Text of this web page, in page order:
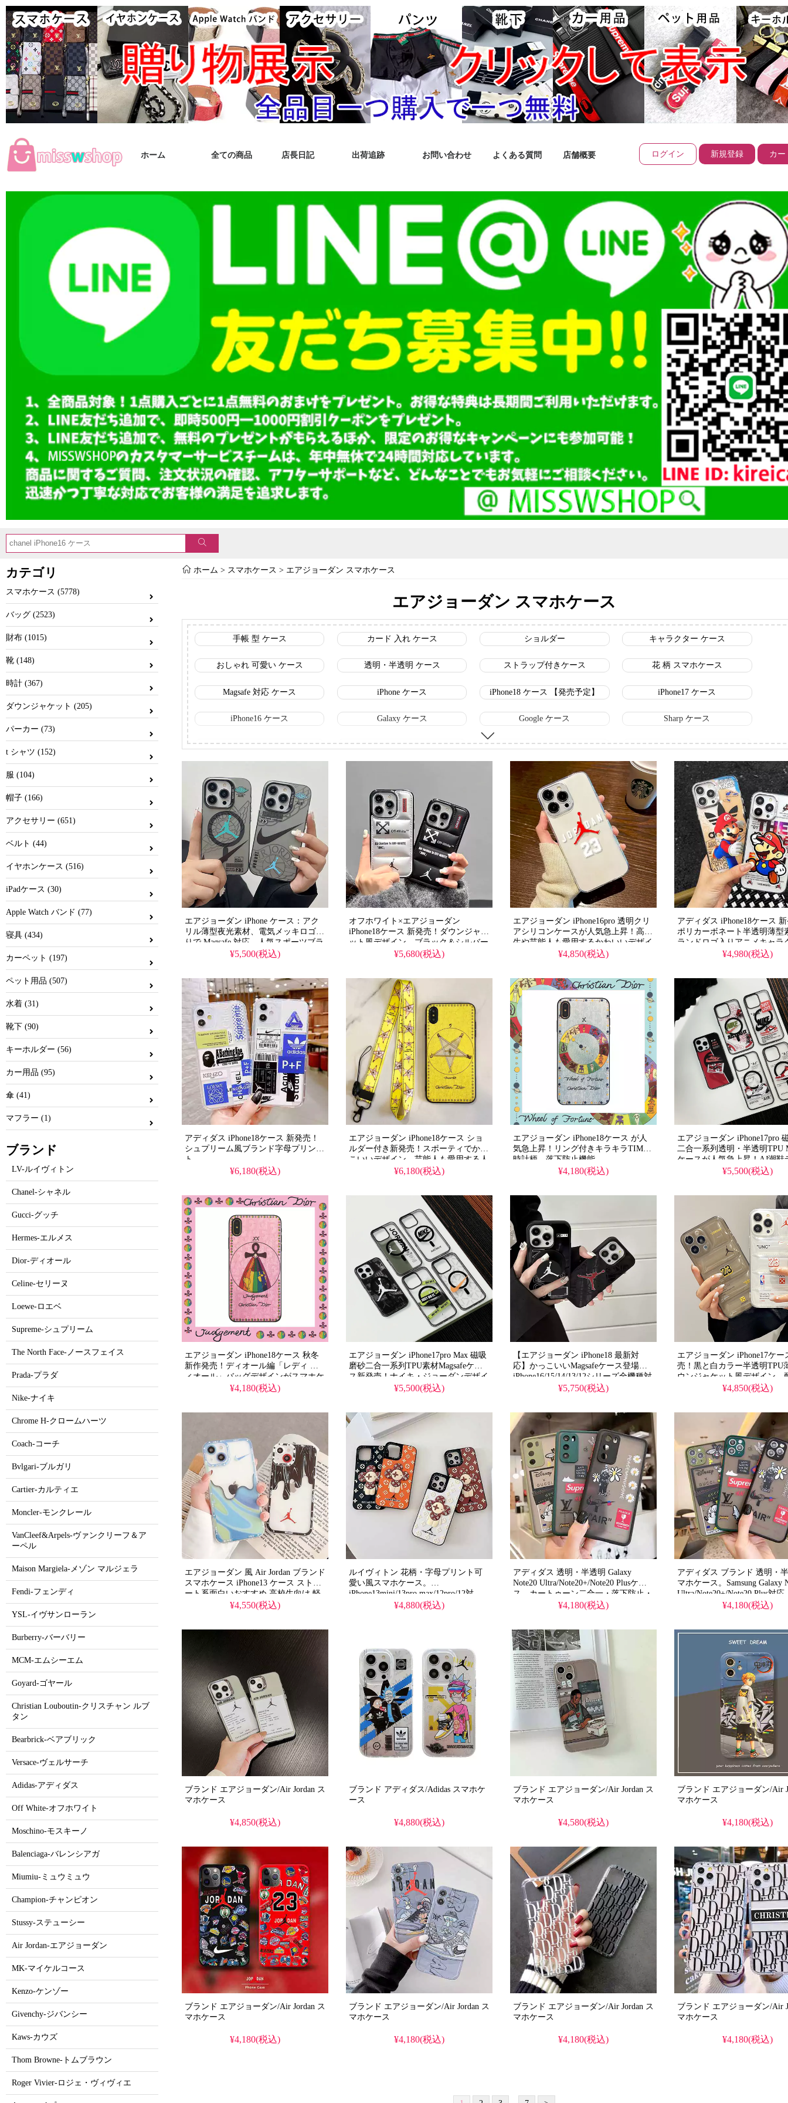
ホーム 全ての商品 店長日記 出荷追跡 お問い合わせ よくある質問 店舗概要 ログイン 新規登録 カー
カテゴリ
スマホケース (5778)
バッグ (2523)
財布 (1015)
靴 (148)
時計 (367)
ダウンジャケット (205)
パーカー (73)
t シャツ (152)
服 (104)
帽子 (166)
アクセサリー (651)
ベルト (44)
イヤホンケース (516)
iPadケース (30)
Apple Watch バンド (77)
寝具 (434)
カーペット (197)
ペット用品 (507)
水着 (31)
靴下 (90)
キーホルダー (56)
カー用品 (95)
傘 (41)
マフラー (1)
ブランド
LV-ルイヴィトン
Chanel-シャネル
Gucci-グッチ
Hermes-エルメス
Dior-ディオール
Celine-セリーヌ
Loewe-ロエベ
Supreme-シュプリーム
The North Face-ノースフェイス
Prada-プラダ
Nike-ナイキ
Chrome H-クロームハーツ
Coach-コーチ
Bvlgari-ブルガリ
Cartier-カルティエ
Moncler-モンクレール
VanCleef&Arpels-ヴァンクリーフ＆ア
ーペル
Maison Margiela-メゾン マルジェラ
Fendi-フェンディ
YSL-イヴサンローラン
Burberry-バーバリー
MCM-エムシーエム
Goyard-ゴヤール
Christian Louboutin-クリスチャン ルブ
タン
Bearbrick-ベアブリック
Versace-ヴェルサーチ
Adidas-アディダス
Off White-オフホワイト
Moschino-モスキーノ
Balenciaga-バレンシアガ
Miumiu-ミュウミュウ
Champion-チャンピオン
Stussy-ステューシー
Air Jordan-エアジョーダン
MK-マイケルコース
Kenzo-ケンゾー
Givenchy-ジバンシー
Kaws-カウズ
Thom Browne-トムブラウン
Roger Vivier-ロジェ・ヴィヴィエ
ホーム > スマホケース > エアジョーダン スマホケース
エアジョーダン スマホケース
手帳 型 ケース カード 入れ ケース ショルダー キャラクター ケース
おしゃれ 可愛い ケース 透明・半透明 ケース ストラップ付きケース 花 柄 スマホケース
Magsafe 対応 ケース iPhone ケース iPhone18 ケース 【発売予定】 iPhone17 ケース
iPhone16 ケース Galaxy ケース Google ケース Sharp ケース
Sony ケース ルイヴィトン スマホケース シャネル スマホケース グッチ スマホケース
セリーヌ スマホケース ロエベ スマホケース
ヴィヴィアン スマホケース エルメス スマホケース プラダ スマホケース シュプリーム スマホケース
ノースフェイス スマホケース ヴェルサーチ スマホケース クロームハーツ スマホケース バーバリー スマホケース
イヴサンローラン スマホケー アディダス スマホケース エアジョーダン スマホケース ゴヤール スマホケース
コーチ スマホケース オフホワイト スマホケース フェンディ スマホケース バレンシアガ スマホケース
エムシーエム スマホケース ミュウミュウ スマホケース ジバンシィ スマホケース カウズ スマホケース
ベアブリック スマホケース ステューシー スマホケース コムデギャルソン スマホケー モスキーノ スマホケース
チャンピオン スマホケース ディズニー スマホケース エイプ スマホケース マイケルコース スマホケース
メゾン マルジェラ スマホケ
エアジョーダン iPhone ケース：アク
リル薄型夜光素材、電気メッキロゴ入
りで Magsafe 対応。人気スポーツブラ
ンド製で耐衝撃・防水機能付き。夜光
¥5,500(税込)
オフホワイト×エアジョーダン
iPhone18ケース 新発売！ダウンジャケ
ット風デザイン、ブラック＆シルバー
カラー。画面保護耐衝撃、高校生向け
S24/S23/S22全機種対応。芸能人も愛
用する人気ブランドコラボ、防水の多
機能仕様。かわいいダウンジャケット
風スタイルが流行り、格安で手に入
り、iPhone17
¥5,680(税込)
エアジョーダン iPhone16pro 透明クリ
アシリコンケースが人気急上昇！高校
生や芸能人も愛用するかわいいデザイ
ン、耐衝撃＆防水機能で実用性抜群。
ム。iPhone16pro/15promaxケースとし
てもおすすめ！
¥4,850(税込)
アディダス iPhone18ケース
ポリカーボネート半透明薄型
ランドロゴ入りアニメキャラ
ザイン。芸能人も愛用する人
手に入り、iPhone17pro/
スとしても使える優れもの！
¥4,980(税込)
アディダス iPhone18ケース 新発売！
シュプリーム風ブランド字母プリン
ト、
iPhone13pro/13promax/12/12pro/11/XR
ランド。耐衝撃＆防水の多機能仕様、
かわいいスタイルが流行り。格安で手
に入り、iPhone17pro/16promaxケース
としても使える優れもの！送料無料。
¥6,180(税込)
エアジョーダン iPhone18ケース ショ
ルダー付き新発売！スポーティでかっ
こいいデザイン、芸能人も愛用する人
気ブランド。耐衝撃＆防水の多機能仕
ースとしても使える優れもの！
¥6,180(税込)
エアジョーダン iPhone18ケース が人
気急上昇！リング付きキラキラTIME
時計柄、落下防止機能。
iPhone15/14/13/12/SE3全機種対応。芸
実用性抜群。格安価格で
iPhone17pro/16promaxケースとしても
おすすめの多機能アイテム！
¥4,180(税込)
エアジョーダン iPhone17pro
二合一系列透明・半透明TPU
ケースが人気急上昇！AJ潮鞋
ン、芸能人も注目するかわい
もおすすめの多機能アイテム
¥5,500(税込)
エアジョーダン iPhone18ケース 秋冬
新作発売！ディオール編「レディ デ
ィオール」バッグデザインがスマホケ
ースに変身。芸能人も愛用するリピー
使える優れもの！
¥4,180(税込)
エアジョーダン iPhone17pro Max 磁吸
磨砂二合一系列TPU素材Magsafeケー
ス新発売！ナイキ・ジョーダンデザイ
ン、芸能人も愛用する人気スポーツブ
で手に入り、iPhone18ケースとしても
使える優れもの！
¥5,500(税込)
【エアジョーダン iPhone18 最新対
応】かっこいいMagsafeケース登場！
iPhone16/15/14/13/12シリーズ全機種対
応。芸能人御用達のストリート系一
が今流行り、格安でゲット。
iPhone17pro/16promaxケースとしても
活躍間違いなし！
¥5,750(税込)
エアジョーダン iPhone17ケー
売！黒と白カラー半透明TPU
ウンジャケット風デザイン。
クリーン保護、iPhone16/
様。かわいいジョーダンスタ
行り、格安で手に入り、
iPhone16pro/15promaxケース
使える優れもの！（メンズ・
ール・透明・半透
¥4,850(税込)
エアジョーダン 風 Air Jordan ブランド
スマホケース iPhone13 ケース ストリ
ート系面白いおすすめ 高校生向け 軽
量 衝撃吸収 滑り止め 黄ばみ防止 TPU
¥4,550(税込)
ルイヴィトン 花柄・字母プリント可
愛い風スマホケース。
iPhone13mini/13pro max/12pro/12対
応。革製。おしゃれでシンプルなアイ
¥4,880(税込)
アディダス 透明・半透明 Galaxy
Note20 Ultra/Note20+/Note20 Plusケー
ス。カートゥーン二合一・落下防止・
カメラ全面保護。流行り・おすすめ・
クール高級感ケース。
¥4,180(税込)
アディダス ブランド 透明・
マホケース。Samsung Galaxy
Ultra/Note20+/Note20 Plus対応
ゥーン背面・二合一・落下防
い。Vivo X70/X70pro/
¥4,180(税込)
ブランド エアジョーダン/Air Jordan ス
マホケース
¥4,850(税込)
ブランド アディダス/Adidas スマホケ
ース
¥4,880(税込)
ブランド エアジョーダン/Air Jordan ス
マホケース
¥4,580(税込)
ブランド エアジョーダン/Air
マホケース
¥4,180(税込)
ブランド エアジョーダン/Air Jordan ス
マホケース
¥4,180(税込)
ブランド エアジョーダン/Air Jordan ス
マホケース
¥4,180(税込)
ブランド エアジョーダン/Air Jordan ス
マホケース
¥4,180(税込)
ブランド エアジョーダン/Air
マホケース
¥4,180(税込)